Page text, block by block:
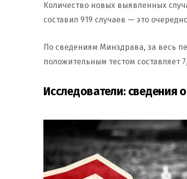
Количество новых выявленных
составил 919 случаев — это
По сведениям Минздрава, за весь
положительным тестом составляет
Исследователи: сведения